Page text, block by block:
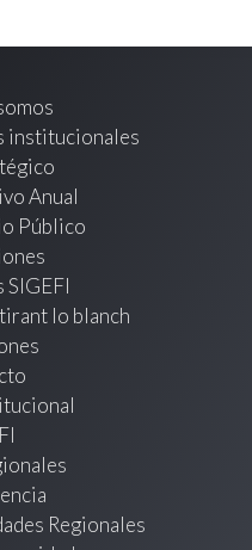
institucionales
Anual
Público
lo blanch
Regionales